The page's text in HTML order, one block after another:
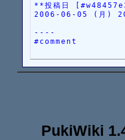
**投稿日
2006-06-05 (月)
----
#comment
PukiWiki